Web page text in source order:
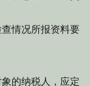
情况所报资料要
的纳税人，应定